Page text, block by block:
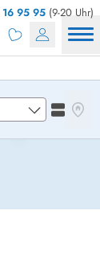
95 95 (9-20 Uhr)